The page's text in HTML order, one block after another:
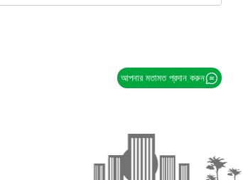
আপনার মতামত প্রদান করুন